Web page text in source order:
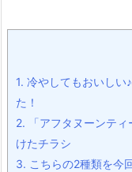
1. 冷やしてもおいしい
た！
2. 「アフタヌーンテ
けたチラシ
3. こちらの2種類を今